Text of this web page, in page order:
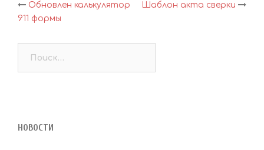
Навигация
по
записям
Обновлен калькулятор
911 формы
Шаблон акта сверки
НОВОСТИ